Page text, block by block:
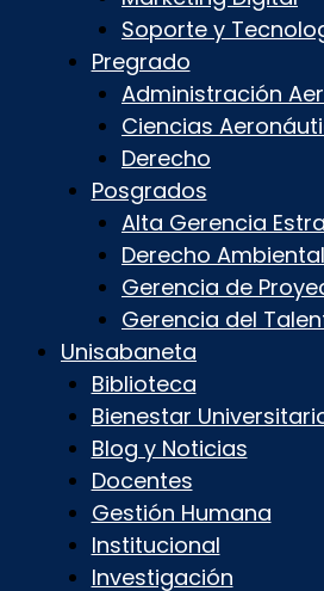
Soporte y
Pregrado
Administración
Ciencias
Derecho
Posgrados
Alta Gerencia
Derecho
Gerencia de
Gerencia del
Unisabaneta
Biblioteca
Bienestar
Blog y Noticias
Docentes
Gestión Humana
Institucional
Investigación